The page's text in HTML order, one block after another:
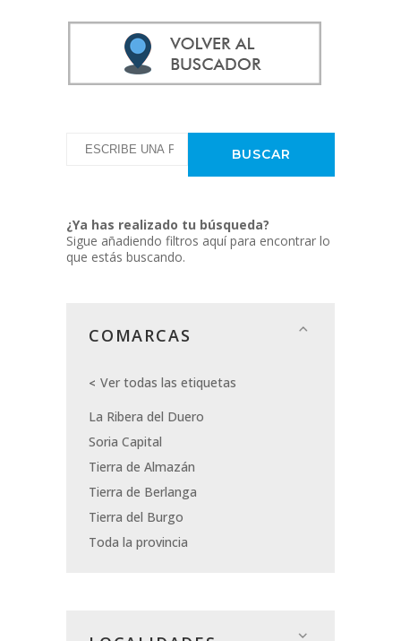
¿Ya has realizado tu búsqueda?
Sigue añadiendo filtros aquí para encontrar lo
que estás buscando.
COMARCAS
Ver todas las etiquetas
La Ribera del Duero
Soria Capital
Tierra de Almazán
Tierra de Berlanga
Tierra del Burgo
Toda la provincia